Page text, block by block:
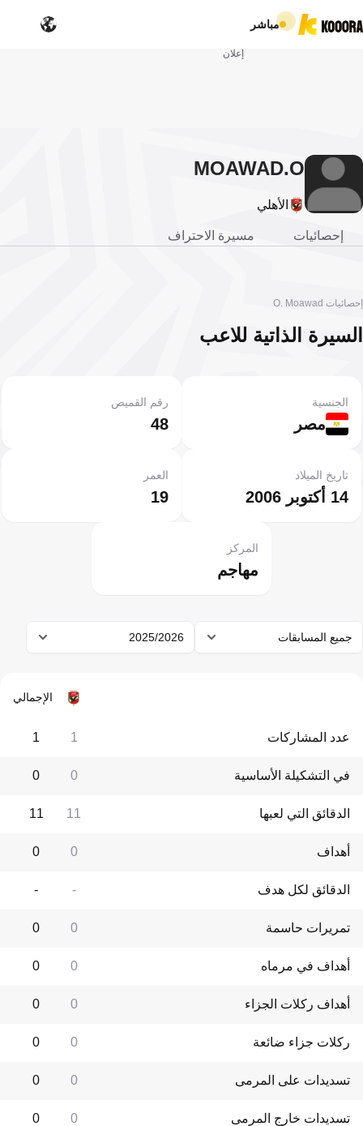
مباشر
إعلان
O.
MOAWAD
الأهلي
إحصائيات مسيرة الاحتراف
إحصائيات O. Moawad
السيرة الذاتية للاعب
مصر
الجنسية
48
رقم القميص
14 أكتوبر 2006
تاريخ الميلاد
19
العمر
مهاجم
المركز
جميع المسابقات 2025/2026
الإجمالي
عدد المشاركات 1
1
في التشكيلة الأساسية 0
0
الدقائق التي لعبها 11
11
أهداف 0
0
الدقائق لكل هدف -
-
تمريرات حاسمة 0
0
أهداف في مرماه 0
0
أهداف ركلات الجزاء 0
0
ركلات جزاء ضائعة 0
0
تسديدات على المرمى 0
0
تسديدات خارج المرمى 0
0